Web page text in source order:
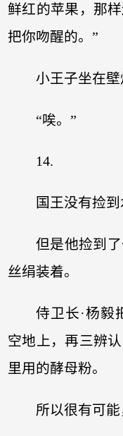
鲜红的苹果，那
把你吻醒的。”
小王子坐在壁
“唉。”
14.
国王没有捡到
但是他捡到
丝绢装着。
侍卫长·杨毅
空地上，再三辨
里用的酵母粉。
所以很有可能